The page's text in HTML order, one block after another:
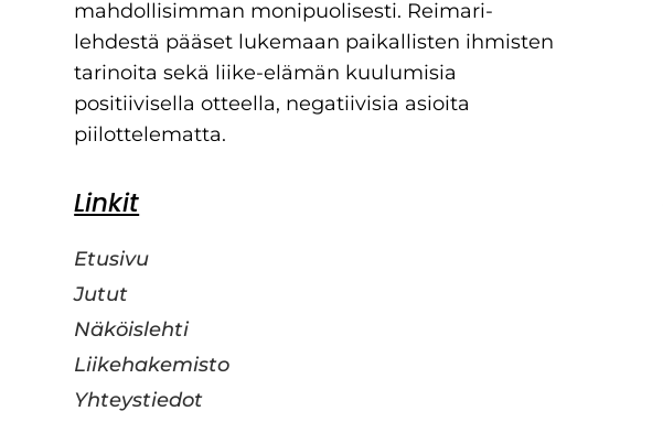
mahdollisimman monipuolisesti. Reimari-
lehdestä pääset lukemaan paikallisten ihmisten
tarinoita sekä liike-elämän kuulumisia
positiivisella otteella, negatiivisia asioita
piilottelematta.
Linkit
Etusivu
Jutut
Näköislehti
Liikehakemisto
Yhteystiedot